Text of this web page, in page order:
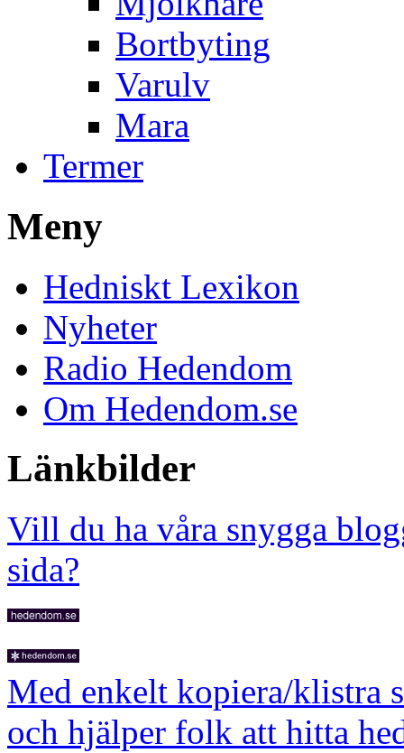
Bortbyting
Varulv
Mara
Termer
Meny
Hedniskt Lexikon
Nyheter
Radio Hedendom
Om Hedendom.se
Länkbilder
Vill du ha våra snygga
sida?
Med enkelt kopiera/klistra
och hjälper folk att hitta